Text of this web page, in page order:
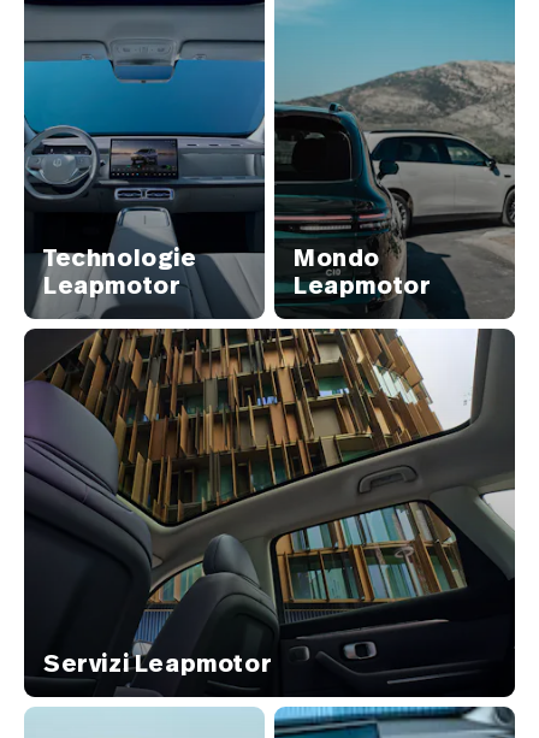
Technologie
Leapmotor
Mondo
Leapmotor
Servizi Leapmotor